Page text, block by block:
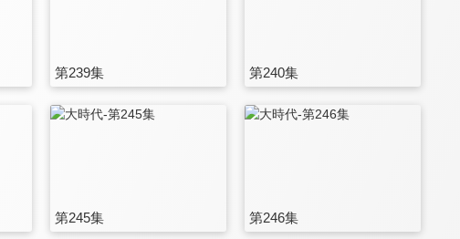
第239集 第240集
第245集 第246集